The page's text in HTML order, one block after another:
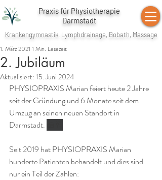
Praxis für Physiotherapie
Darmstadt
Krankengymnastik, Lymphdrainage, Bobath, Massage
2. Jubiläum
1. März 2021 1 Min. Lesezeit
Aktualisiert: 15. Juni 2024
PHYSIOPRAXIS Marian feiert heute 2 Jahre
seit der Gründung und 6 Monate seit dem
Umzug an seinen neuen Standort in
Darmstadt.
Seit 2019 hat PHYSIOPRAXIS Marian
hunderte Patienten behandelt und dies sind
nur ein Teil der Zahlen: